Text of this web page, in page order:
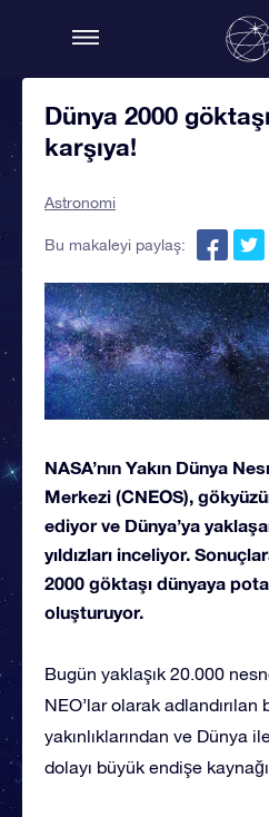
Dünya 2000
karşıya!
Astronomi
Bu makaleyi paylaş:
NASA’nın Yakın Dünya
Merkezi (CNEOS),
ediyor ve Dünya’ya
yıldızları inceliyor.
2000 göktaşı dünyaya
oluşturuyor.
Bugün yaklaşık 20.000
NEO’lar olarak adlandırılan
yakınlıklarından ve Dünya
dolayı büyük endişe